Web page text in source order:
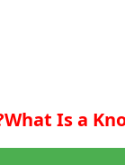
What Is a